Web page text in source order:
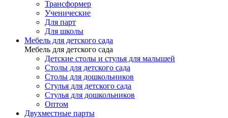
Трансформер
Ученические
Для парт
Для школы
Мебель для детского сада
Мебель для детского сада
Детские столы и стулья для малышей
Столы для детского сада
Столы для дошкольников
Стулья для детского сада
Стулья для дошкольников
Оптом
Двухместные парты